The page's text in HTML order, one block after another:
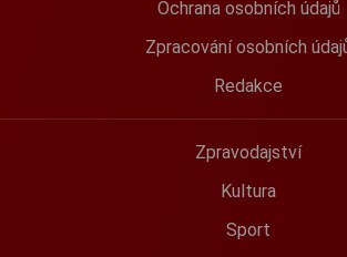
Ochrana osobních údajů
Zpracování osobních
Redakce
Zpravodajství
Kultura
Sport